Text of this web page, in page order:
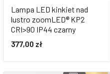
Lampa LED kinkiet nad
lustro zoomLED® KP2
CRI>90 IP44 czarny
377,00 zł